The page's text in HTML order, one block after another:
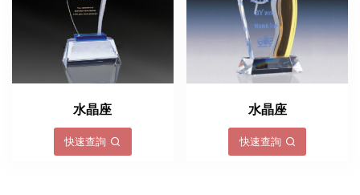
水晶座
快速查詢
水晶座
快速查詢